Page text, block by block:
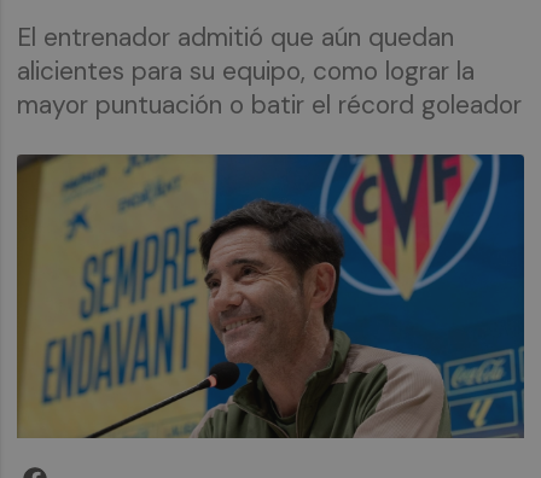
El entrenador admitió que aún quedan
alicientes para su equipo, como lograr la
mayor puntuación o batir el récord goleador